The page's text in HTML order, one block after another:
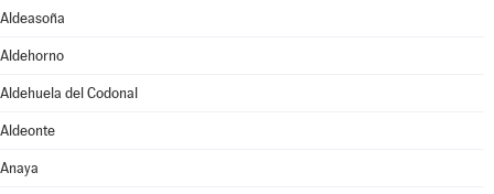
Aldeasoña
Aldehorno
Aldehuela del Codonal
Aldeonte
Anaya